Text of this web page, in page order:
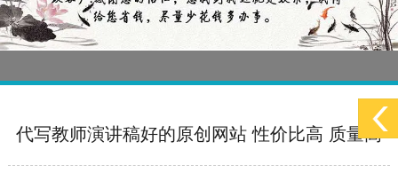
[2022-05-04] 污水处理设备厂家产品如何做网络推广（污水处理项目网... 更多 >
[2022-03-27] 疫情当下公司企业品牌网络营销策划推广怎么做，国内知... 更多 >
[2022-05-04] 污水处理设备厂家产品如何做网络推广（污水处理项目网... 更多 >
代写教师演讲稿好的原创网站 性价比高 质量高